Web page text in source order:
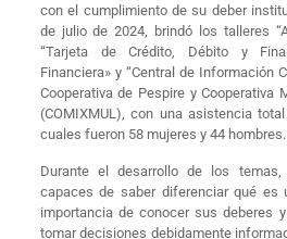
con el cumplimiento de su deber
de julio de 2024, brindó los talleres
“Tarjeta de Crédito, Débito y
Financiera» y “Central de Información
Cooperativa de Pespire y Cooperativa
(COMIXMUL), con una asistencia
cuales fueron 58 mujeres y 44 hombres.
Durante el desarrollo de los
capaces de saber diferenciar qué es
importancia de conocer sus deberes
tomar decisiones debidamente